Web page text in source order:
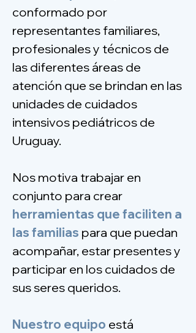
conformado por
representantes familiares,
profesionales y técnicos de
las diferentes áreas de
atención que se brindan en las
unidades de cuidados
intensivos pediátricos de
Uruguay.
Nos motiva trabajar en
conjunto para crear
herramientas que faciliten a
las familias para que puedan
acompañar, estar presentes y
participar en los cuidados de
sus seres queridos.
Nuestro equipo está